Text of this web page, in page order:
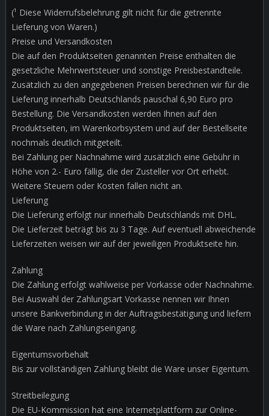
(¹ Diese Widerrufsbelehrung gilt nicht für die getrennte
Lieferung von Waren.)
Preise und Versandkosten
Die auf den Produktseiten genannten Preise enthalten die
gesetzliche Mehrwertsteuer und sonstige Preisbestandteile.
Zusätzlich zu den angegebenen Preisen berechnen wir für die
Lieferung innerhalb Deutschlands pauschal 6,90 Euro pro
Bestellung. Die Versandkosten werden Ihnen auf den
Produktseiten, im Warenkorbsystem und auf der Bestellseite
nochmals deutlich mitgeteilt.
Bei Zahlung per Nachnahme wird zusätzlich eine Gebühr in
Höhe von 2.- Euro fällig, die der Zusteller vor Ort erhebt.
Weitere Steuern oder Kosten fallen nicht an.
Lieferung
Die Lieferung erfolgt nur innerhalb Deutschlands mit DHL.
Die Lieferzeit beträgt bis zu 3 Tage. Auf eventuell abweichende
Lieferzeiten weisen wir auf der jeweiligen Produktseite hin.
Zahlung
Die Zahlung erfolgt wahlweise per Vorkasse oder Nachnahme.
Bei Auswahl der Zahlungsart Vorkasse nennen wir Ihnen
unsere Bankverbindung in der Auftragsbestätigung und liefern
die Ware nach Zahlungseingang.
Eigentumsvorbehalt
Bis zur vollständigen Zahlung bleibt die Ware unser Eigentum.
Streitbeilegung
Die EU-Kommission hat eine Internetplattform zur Online-